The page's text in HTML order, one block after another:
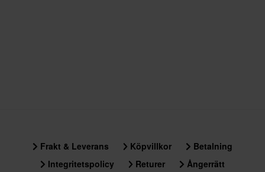
Frakt & Leverans Köpvillkor
Betalning
Integritetspolicy
Returer
Ångerrätt